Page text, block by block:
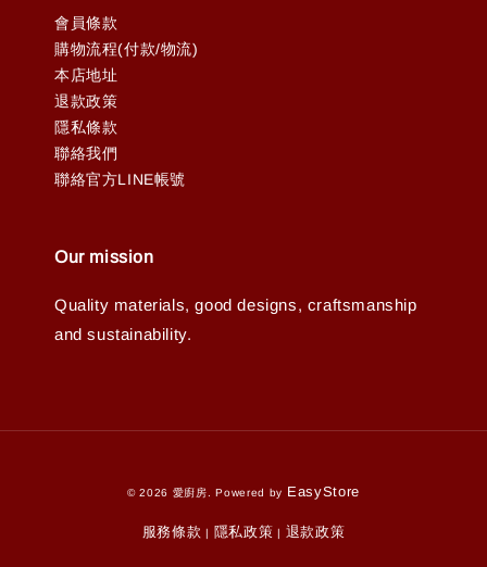
會員條款
購物流程(付款/物流)
本店地址
退款政策
隱私條款
聯絡我們
聯絡官方LINE帳號
Our mission
Quality materials, good designs, craftsmanship
and sustainability.
© 2026 愛廚房. Powered by EasyStore
服務條款 隱私政策 退款政策